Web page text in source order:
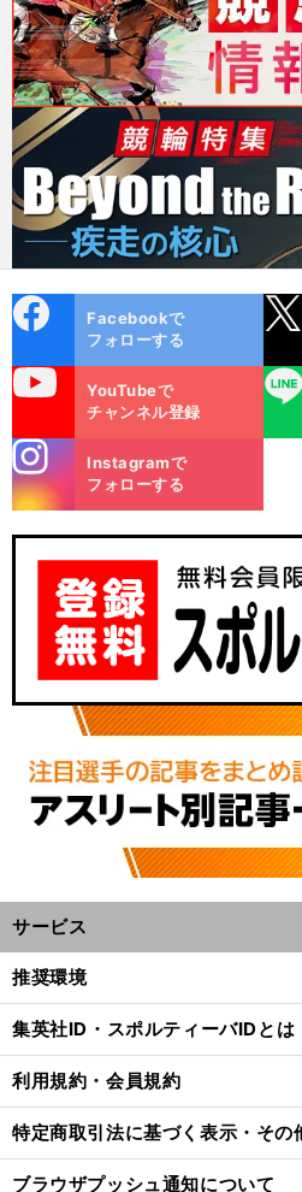
ok
Facebookで
フォローする
YouTubeで
チャンネル登録
LINE
m
Instagramで
フォローする
サービス
推奨環境
集英社ID・スポルティーバIDとは
利用規約・会員規約
特定商取引法に基づく表示・その
ブラウザプッシュ通知について